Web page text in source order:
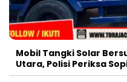
Mobil Tangki Solar
Utara, Polisi Periksa